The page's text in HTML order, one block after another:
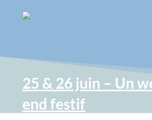
25 & 26 juin – Un
end festif